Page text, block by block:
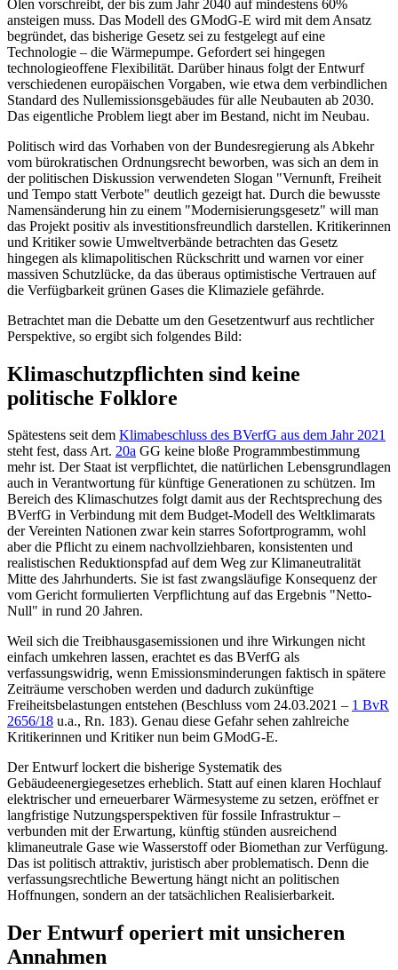
Ölen vorschreibt, der bis zum Jahr 2040 auf mindestens 60%
ansteigen muss. Das Modell des GModG-E wird mit dem Ansatz
begründet, das bisherige Gesetz sei zu festgelegt auf eine
Technologie – die Wärmepumpe. Gefordert sei hingegen
technologieoffene Flexibilität. Darüber hinaus folgt der Entwurf
verschiedenen europäischen Vorgaben, wie etwa dem verbindlichen
Standard des Nullemissionsgebäudes für alle Neubauten ab 2030.
Das eigentliche Problem liegt aber im Bestand, nicht im Neubau.
Politisch wird das Vorhaben von der Bundesregierung als Abkehr
vom bürokratischen Ordnungsrecht beworben, was sich an dem in
der politischen Diskussion verwendeten Slogan "Vernunft, Freiheit
und Tempo statt Verbote" deutlich gezeigt hat. Durch die bewusste
Namensänderung hin zu einem "Modernisierungsgesetz" will man
das Projekt positiv als investitionsfreundlich darstellen. Kritikerinnen
und Kritiker sowie Umweltverbände betrachten das Gesetz
hingegen als klimapolitischen Rückschritt und warnen vor einer
massiven Schutzlücke, da das überaus optimistische Vertrauen auf
die Verfügbarkeit grünen Gases die Klimaziele gefährde.
Betrachtet man die Debatte um den Gesetzentwurf aus rechtlicher
Perspektive, so ergibt sich folgendes Bild:
Klimaschutzpflichten sind keine
politische Folklore
Spätestens seit dem Klimabeschluss des BVerfG aus dem Jahr 2021
steht fest, dassArt. 20a GG keine bloße Programmbestimmung
mehr ist. Der Staat ist verpflichtet, die natürlichen Lebensgrundlagen
auch in Verantwortung für künftige Generationen zu schützen. Im
Bereich des Klimaschutzes folgt damit aus der Rechtsprechung des
BVerfG in Verbindung mit dem Budget-Modell des Weltklimarats
der Vereinten Nationen zwar kein starres Sofortprogramm, wohl
aber die Pflicht zu einem nachvollziehbaren, konsistenten und
realistischen Reduktionspfad auf dem Weg zur Klimaneutralität
Mitte des Jahrhunderts. Sie ist fast zwangsläufige Konsequenz der
vom Gericht formulierten Verpflichtung auf das Ergebnis "Netto-
Null" in rund 20 Jahren.
Weil sich die Treibhausgasemissionen und ihre Wirkungen nicht
einfach umkehren lassen, erachtet es das BVerfG als
verfassungswidrig, wenn Emissionsminderungen faktisch in spätere
Zeiträume verschoben werden und dadurch zukünftige
Freiheitsbelastungen entstehen (Beschluss vom 24.03.2021 – 1 BvR
2656/18 u.a., Rn. 183). Genau diese Gefahr sehen zahlreiche
Kritikerinnen und Kritiker nun beim GModG-E.
Der Entwurf lockert die bisherige Systematik des
Gebäudeenergiegesetzes erheblich. Statt auf einen klaren Hochlauf
elektrischer und erneuerbarer Wärmesysteme zu setzen, eröffnet er
langfristige Nutzungsperspektiven für fossile Infrastruktur –
verbunden mit der Erwartung, künftig stünden ausreichend
klimaneutrale Gase wie Wasserstoff oder Biomethan zur Verfügung.
Das ist politisch attraktiv, juristisch aber problematisch. Denn die
verfassungsrechtliche Bewertung hängt nicht an politischen
Hoffnungen, sondern an der tatsächlichen Realisierbarkeit.
Der Entwurf operiert mit unsicheren
Annahmen